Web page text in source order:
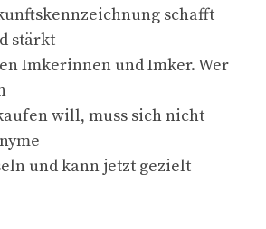
schafft
stärkt
Imkerinnen und Imker. Wer
will, muss sich nicht
und kann jetzt gezielt